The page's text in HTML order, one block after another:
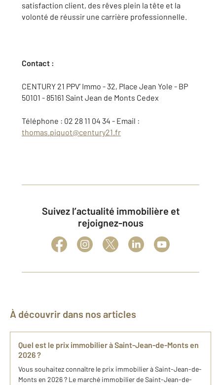
satisfaction client, des rêves plein la tête et la
volonté de réussir une carrière professionnelle.
Contact :
CENTURY 21 PPV’ Immo - 32, Place Jean Yole - BP
50101 - 85161 Saint Jean de Monts Cedex
Téléphone : 02 28 11 04 34 - Email :
thomas.piquot@century21.fr
Suivez l’actualité immobilière et
rejoignez-nous
À découvrir dans nos articles
Quel est le prix immobilier à Saint-Jean-de-Monts en
2026 ?
Vous souhaitez connaître le prix immobilier à Saint-Jean-de-
Monts en 2026 ? Le marché immobilier de Saint-Jean-de-